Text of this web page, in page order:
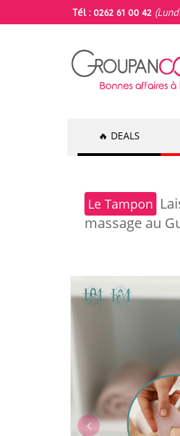
Tél : 0262 61 00 42
🔥 DEALS
Le Tampon
massage au